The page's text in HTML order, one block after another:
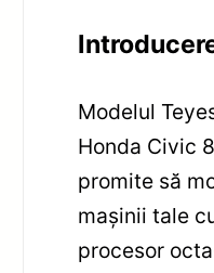
Modelul
Honda Civic
promite să
mașinii tale
procesor